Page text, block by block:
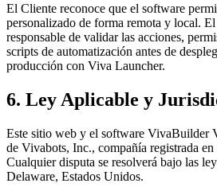
El Cliente reconoce que el software
personalizado de forma remota y local.
responsable de validar las acciones,
scripts de automatización antes de
producción con Viva Launcher.
6. Ley Aplicable y
Este sitio web y el software VivaBuilder
de Vivabots, Inc., compañía registrada en
Cualquier disputa se resolverá bajo las
Delaware, Estados Unidos.